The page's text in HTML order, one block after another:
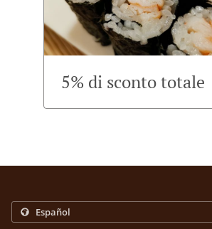
5% di sconto totale